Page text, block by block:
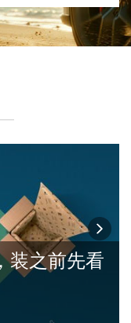
装之前先看